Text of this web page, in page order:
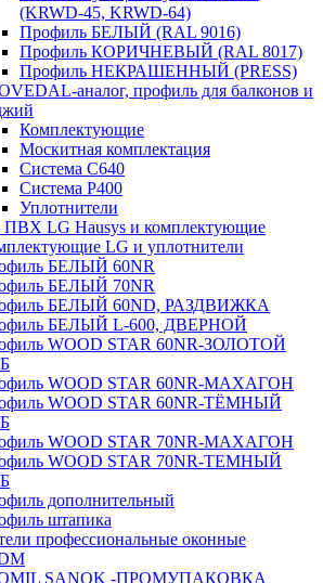
(KRWD-45, KRWD-64)
Профиль БЕЛЫЙ (RAL 9016)
Профиль КОРИЧНЕВЫЙ (RAL 8017)
Профиль НЕКРАШЕННЫЙ (PRESS)
аналог, профиль для балконов и
Комплектующие
Москитная комплектация
Система C640
Система P400
Уплотнители
LG Hausys и комплектующие
LG и уплотнители
БЕЛЫЙ 60NR
БЕЛЫЙ 70NR
БЕЛЫЙ 60ND, РАЗДВИЖКА
БЕЛЫЙ L-600, ДВЕРНОЙ
WOOD STAR 60NR-ЗОЛОТОЙ
WOOD STAR 60NR-МАХАГОН
WOOD STAR 60NR-ТЁМНЫЙ
WOOD STAR 70NR-МАХАГОН
WOOD STAR 70NR-ТЕМНЫЙ
дополнительный
штапика
профессиональные оконные
SANOK -ПРОМУПАКОВКА